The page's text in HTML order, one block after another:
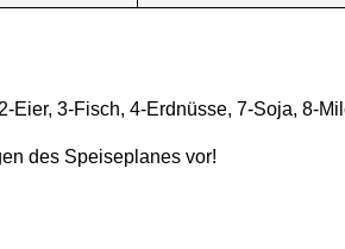
Eier, 3-Fisch, 4-Erdnüsse, 7-Soja, 8-
des Speiseplanes vor!